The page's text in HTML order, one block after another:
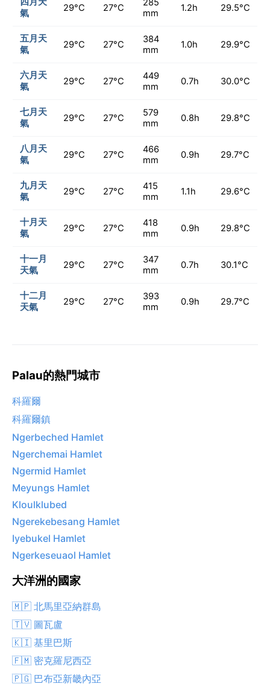
氣
29°C 27°C
285
mm
1.2h 29.5°C
五月天
氣
29°C 27°C
384
mm
1.0h 29.9°C
六月天
氣
29°C 27°C
449
mm
0.7h 30.0°C
七月天
氣
29°C 27°C
579
mm
0.8h 29.8°C
八月天
氣
29°C 27°C
466
mm
0.9h 29.7°C
九月天
氣
29°C 27°C
415
mm
1.1h 29.6°C
十月天
氣
29°C 27°C
418
mm
0.9h 29.8°C
十一月
天氣
29°C 27°C
347
mm
0.7h 30.1°C
十二月
天氣
29°C 27°C
393
mm
0.9h 29.7°C
Palau的熱門城市
科羅爾
科羅爾鎮
Ngerbeched Hamlet
Ngerchemai Hamlet
Ngermid Hamlet
Meyungs Hamlet
Kloulklubed
Ngerekebesang Hamlet
Iyebukel Hamlet
Ngerkeseuaol Hamlet
大洋洲的國家
🇲🇵 北馬里亞納群島
🇹🇻 圖瓦盧
🇰🇮 基里巴斯
🇫🇲 密克羅尼西亞
🇵🇬 巴布亞新畿內亞